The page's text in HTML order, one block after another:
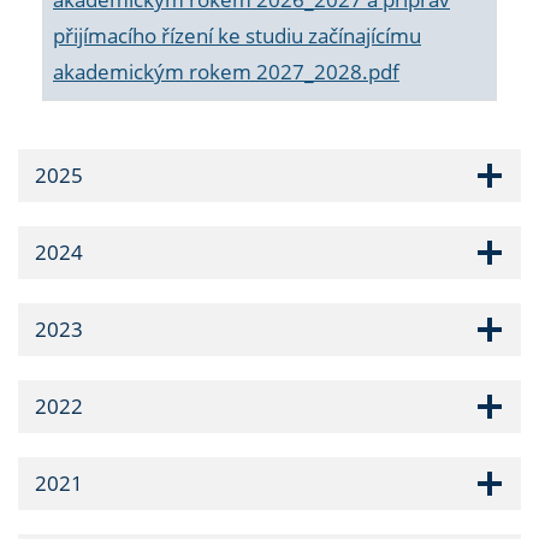
přijímacího řízení ke studiu začínajícímu
akademickým rokem 2027_2028.pdf
2025
2024
2023
2022
2021